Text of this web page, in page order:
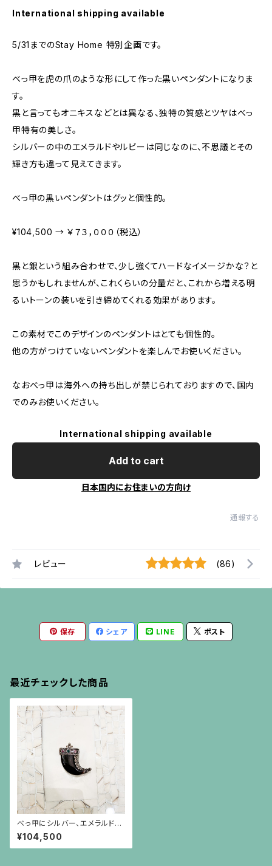
International shipping available
5/31までのStay Home 特別企画です。
べっ甲を虎の爪のような形にして作った黒いペンダントになりま
す。
黒と言ってもオニキスなどとは異なる、独特の質感とツヤはべっ
甲特有の美しさ。
シルバーの中のエメラルドやルビーは同じなのに、不思議とその
輝き方も違って見えてきます。
べっ甲の黒いペンダントはグッと個性的。
¥104,500 → ￥７３，０００（税込）
黒と銀という組み合わせで、少し強くてハードなイメージかな？と
思うかもしれませんが、これくらいの分量だと、これから増える明
るいトーンの装いを引き締めてくれる効果があります。
この素材でこのデザインのペンダントはとても個性的。
他の方がつけていないペンダントを楽しんでお使いください。
なおべっ甲は海外への持ち出しが禁じられておりますので、国内
でのみお使いください。
International shipping available
Add to cart
日本国内にお住まいの方向け
通報する
レビュー (86)
保存 シェア LINE ポスト
最近チェックした商品
べっ甲にシルバー、エメラルドと
ルビー、爪のような形のペンダン
ト
¥104,500